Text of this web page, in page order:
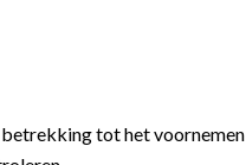
betrekking tot het voornemen